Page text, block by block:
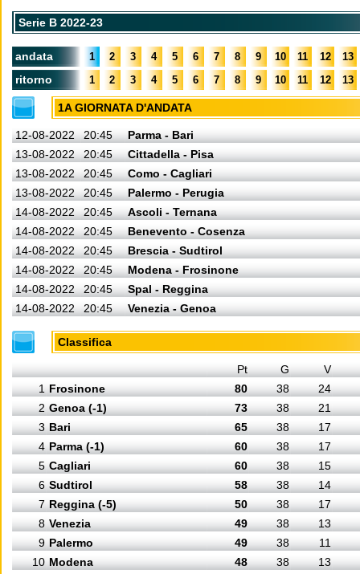
Serie B 2022-23
andata 1 2 3 4 5 6 7 8 9 10 11 12 13
ritorno 1 2 3 4 5 6 7 8 9 10 11 12 13
1A GIORNATA D'ANDATA
12-08-2022 20:45
Parma - Bari
13-08-2022
20:45
Cittadella - Pisa
13-08-2022
20:45
Como - Cagliari
13-08-2022
20:45
Palermo - Perugia
14-08-2022
20:45
Ascoli - Ternana
14-08-2022
20:45
Benevento - Cosenza
14-08-2022
20:45
Brescia - Sudtirol
14-08-2022
20:45
Modena - Frosinone
14-08-2022
20:45
Spal - Reggina
14-08-2022
20:45 Venezia - Genoa
Classifica
Pt G
V
1 Frosinone 80 38
24
2 Genoa (-1) 73 38
21
3 Bari 65 38
17
4 Parma (-1) 60 38
17
5 Cagliari 60 38
15
6 Sudtirol 58 38
14
7 Reggina (-5) 50 38
17
8 Venezia 49 38
13
9 Palermo 49 38
11
10 Modena 48 38
13